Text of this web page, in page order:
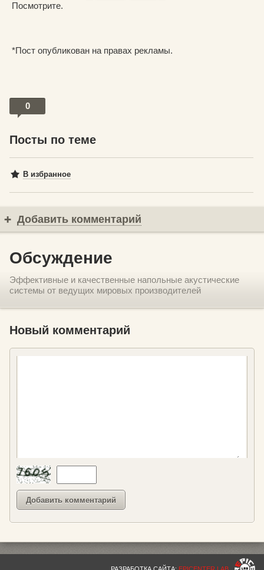
Посмотрите.
*Пост опубликован на правах рекламы.
0
Посты по теме
В избранное
Добавить комментарий
Обсуждение
Эффективные и качественные напольные акустические
системы от ведущих мировых производителей
Новый комментарий